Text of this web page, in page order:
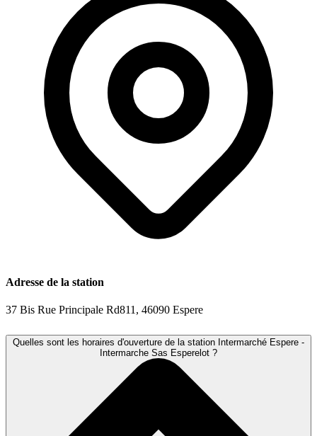
Adresse de la station
37 Bis Rue Principale Rd811, 46090 Espere
Quelles sont les horaires d'ouverture de la station Intermarché Espere -
Intermarche Sas Esperelot ?